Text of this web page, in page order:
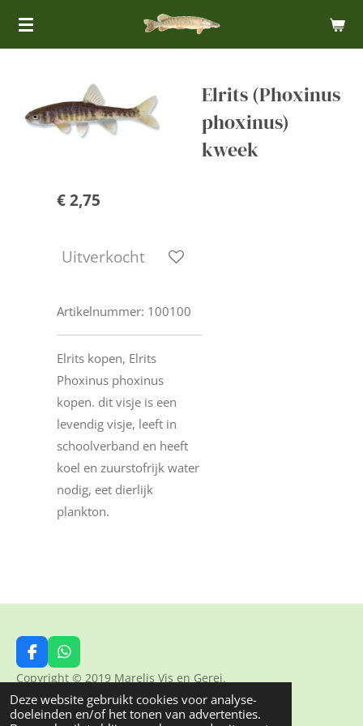
Deze website gebruikt cookies voor analyse-
doeleinden en/of het tonen van advertenties.
Ga
hoofdinhoud
Elrits (Phoxinus
phoxinus)
kweek
€ 2,75
Uitverkocht
Artikelnummer: 100100
Elrits kopen, Elrits
Phoxinus phoxinus
kopen. dit visje is een
levendig visje, leeft in
schoolverband en heeft
koel en zuurstofrijk water
nodig, eet dierlijk
plankton.
F
a
c
e
b
W
h
a
t
s
Copyright © 2019 Marelis Vis en Gerei.
Powered byJouwWeb